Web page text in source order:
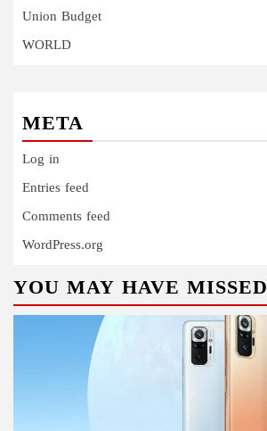
Union Budget
WORLD
META
Log in
Entries feed
Comments feed
WordPress.org
YOU MAY HAVE MISSED